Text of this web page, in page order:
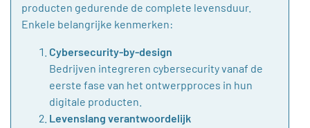
producten gedurende de complete levensduur.
Enkele belangrijke kenmerken:
Cybersecurity-by-design
Bedrijven integreren cybersecurity vanaf de
eerste fase van het ontwerpproces in hun
digitale producten.
Levenslang verantwoordelijk